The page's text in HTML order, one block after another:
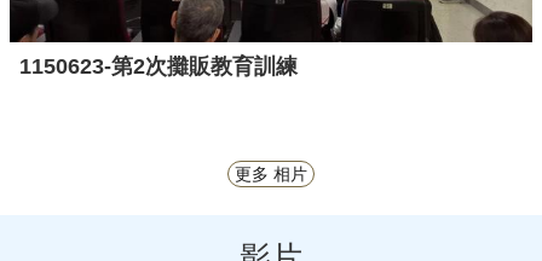
1150623-第2次攤販教育訓練
更多 相片